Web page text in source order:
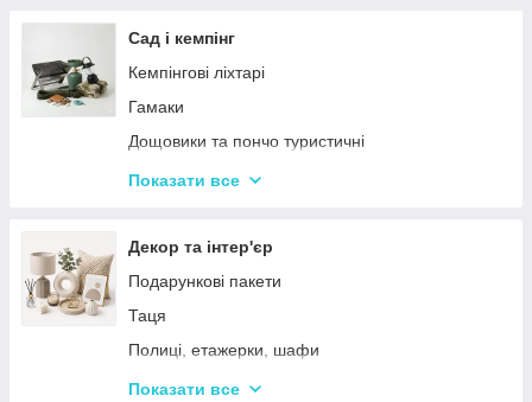
Стайлери
Плойки
Машинки для стриження
Воскоплави
Лампи для манікюр
Електробритви
Фени
Гофре та випрямлячі для волосся
Ручні масажери для тіла
Сад і кемпінг
Кемпінгові ліхтарі
Гамаки
Дощовики та пончо туристичні
Садове освітлення
Термосумки
Туристичні інструменти та набори
Туристичні нагрівачі
Туристичні плити
Аксесуари
Показати все
Декор та інтер'єр
Подарункові пакети
Таця
Полиці, етажерки, шафи
Серветки сервірувальні
Показати все